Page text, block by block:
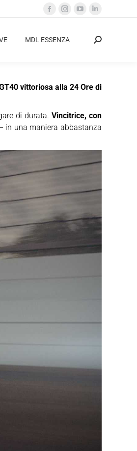
Facebook
opens
Instagram
opens
YouTube
opens
Linkedin
opens
MDL ESSENZA Cerca:
vittoriosa alla 24 Ore di
di durata.Vincitrice, con
in una maniera abbastanza